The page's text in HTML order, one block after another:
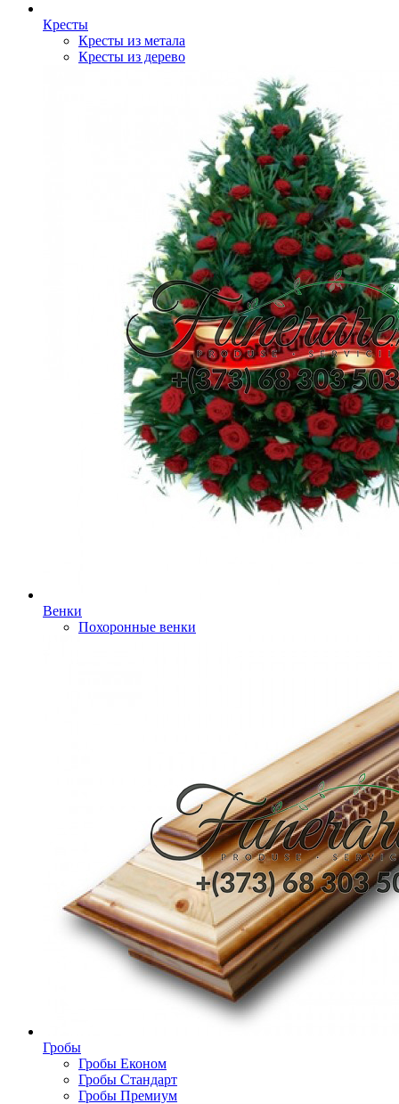
Кресты
Кресты из метала
Кресты из дерево
Венки
Похоронные венки
Гробы
Гробы Економ
Гробы Стандарт
Гробы Премиум